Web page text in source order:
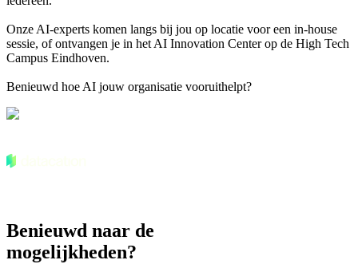
Onze AI-experts komen langs bij jou op locatie voor een in-house
sessie, of ontvangen je in het AI Innovation Center op de High Tech
Campus Eindhoven.
Benieuwd hoe AI jouw organisatie vooruithelpt?
Benieuwd naar de
mogelijkheden?